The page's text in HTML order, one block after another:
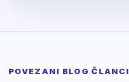
POVEZANI BLOG ČLANCI